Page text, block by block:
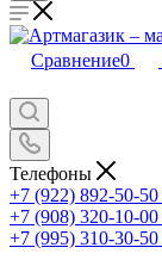
Сравнение0
Телефоны
+7 (922) 892-50-50
+7 (908) 320-10-00
+7 (995) 310-30-50